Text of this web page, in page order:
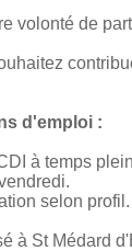
volonté de
d'emploi :
à temps plein
selon profil.
à St Médard